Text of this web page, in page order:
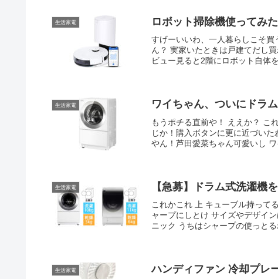
生活家電 ロボット掃除機使ってみ
すげーいいわ、一人暮らしこそ
ん？ 実家いたときは戸建てだし
ビュー見ると2階にロボット自体
生活家電 ワイちゃん、ついにドラ
もうポチる直前や！ ええか？ こ
じか！購入ボタンに更に近づい
やん！芦田愛菜ちゃん可愛いし
生活家電 【急募】ドラム式洗濯機
これかこれ 上 キューブル持って
ャープにしとけ サイズやデザイ
ニック うちはシャープの使っと
生活家電
ハンディファン 冷却プレート付 携帯